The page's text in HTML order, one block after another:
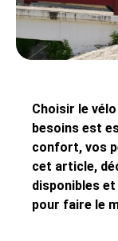
Choisir le
besoins est
confort, vos
cet article,
disponibles
pour faire le